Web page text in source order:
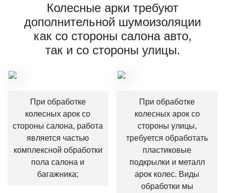
Колесные арки требуют
дополнительной шумоизоляции
как со стороны салона авто,
так и со стороны улицы.
При обработке
колесных арок со
стороны салона, работа
является частью
комплексной обработки
пола салона и
багажника;
При обработке
колесных арок со
стороны улицы,
требуется обработать
пластиковые
подкрылки и металл
арок колес. Виды
обработки мы